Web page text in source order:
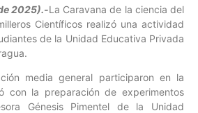
2025).-La Caravana de la ciencia del
Científicos realizó una actividad
de la Unidad Educativa Privada
media general participaron en la
con la preparación de experimentos
Génesis Pimentel de la Unidad